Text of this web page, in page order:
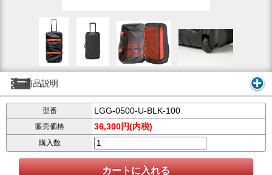
商品説明
型番 LGG-0500-U-BLK-100
販売価格 36,300円(内税)
購入数